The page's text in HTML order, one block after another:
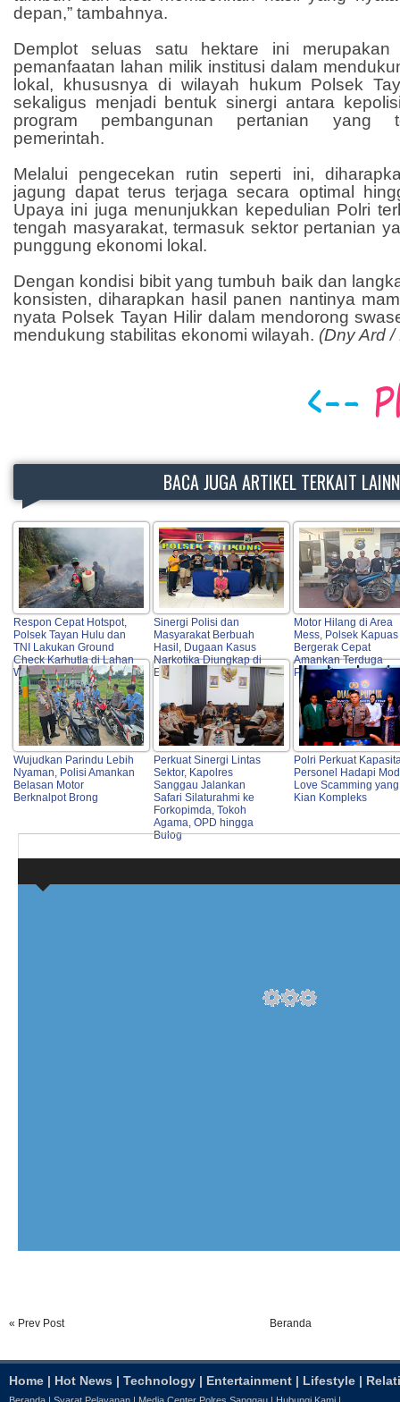
depan,” tambahnya.
Demplot seluas satu hektare ini
pemanfaatan lahan milik institusi dalam
lokal, khususnya di wilayah hukum Polsek
sekaligus menjadi bentuk sinergi antara
program pembangunan pertanian yang
pemerintah.
Melalui pengecekan rutin seperti ini,
jagung dapat terus terjaga secara optimal
Upaya ini juga menunjukkan kepedulian Polri
tengah masyarakat, termasuk sektor pertanian
punggung ekonomi lokal.
Dengan kondisi bibit yang tumbuh baik dan
konsisten, diharapkan hasil panen nantinya
nyata Polsek Tayan Hilir dalam mendorong
mendukung stabilitas ekonomi wilayah. (Dny Ard
BACA JUGA ARTIKEL TERKAIT
Respon Cepat Hotspot,
Polsek Tayan Hulu dan
TNI Lakukan Ground
Check Karhutla di Lahan
Warga
Sinergi Polisi dan
Masyarakat Berbuah
Hasil, Dugaan Kasus
Narkotika Diungkap di
Entikong
Motor Hilang di Area
Mess, Polsek Kapuas
Bergerak Cepat
Amankan Terduga
Pelaku
Wujudkan Parindu Lebih
Nyaman, Polisi Amankan
Belasan Motor
Berknalpot Brong
Perkuat Sinergi Lintas
Sektor, Kapolres
Sanggau Jalankan
Safari Silaturahmi ke
Forkopimda, Tokoh
Agama, OPD hingga
Bulog
Polri Perkuat
Personel Hadapi
Love Scamming yang
Kian Kompleks
« Prev Post Beranda
Home | Hot News | Technology | Entertainment | Lifestyle |